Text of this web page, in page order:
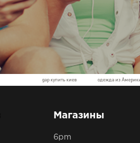
gap купить киев одежда из
Магазины
6pm